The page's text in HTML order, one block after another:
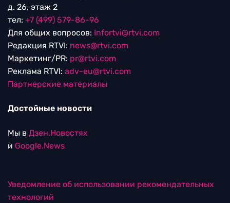
д. 26, этаж 2
тел: +7 (499) 579-86-96
Для общих вопросов: Infortvi@rtvi.com
Редакция RTVI: news@rtvi.com
Маркетинг/PR: pr@rtvi.com
Реклама RTVI: adv-eu@rtvi.com
Партнерские материалы
Достойные новости
Мы в Дзен.Новостях
и Google.News
Уведомление об использовании рекомендательных
технологий